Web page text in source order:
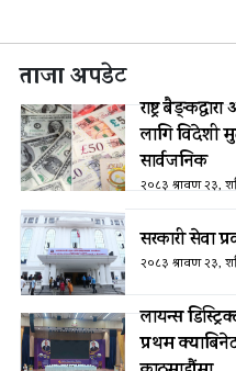
ताजा अपडेट
राष्ट्र
लागि विदेशी
सार्वजनिक
२०८३ श्रावण २३,
सरकारी सेवा
२०८३ श्रावण २३,
लायन्स
प्रथम